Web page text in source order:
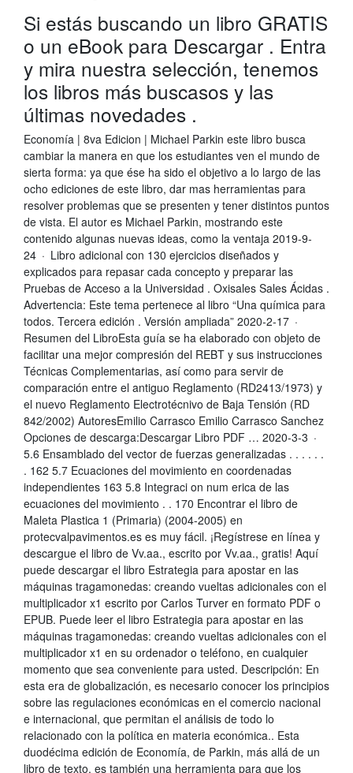
Si estás buscando un libro GRATIS
o un eBook para Descargar . Entra
y mira nuestra selección, tenemos
los libros más buscasos y las
últimas novedades .
Economía | 8va Edicion | Michael Parkin este libro busca
cambiar la manera en que los estudiantes ven el mundo de
sierta forma: ya que ése ha sido el objetivo a lo largo de las
ocho ediciones de este libro, dar mas herramientas para
resolver problemas que se presenten y tener distintos puntos
de vista. El autor es Michael Parkin, mostrando este
contenido algunas nuevas ideas, como la ventaja 2019-9-
24 · Libro adicional con 130 ejercicios diseñados y
explicados para repasar cada concepto y preparar las
Pruebas de Acceso a la Universidad . Oxisales Sales Ácidas .
Advertencia: Este tema pertenece al libro “Una química para
todos. Tercera edición . Versión ampliada” 2020-2-17 ·
Resumen del LibroEsta guía se ha elaborado con objeto de
facilitar una mejor compresión del REBT y sus instrucciones
Técnicas Complementarias, así como para servir de
comparación entre el antiguo Reglamento (RD2413/1973) y
el nuevo Reglamento Electrotécnivo de Baja Tensión (RD
842/2002) AutoresEmilio Carrasco Emilio Carrasco Sanchez
Opciones de descarga:Descargar Libro PDF … 2020-3-3 ·
5.6 Ensamblado del vector de fuerzas generalizadas . . . . . .
. 162 5.7 Ecuaciones del movimiento en coordenadas
independientes 163 5.8 Integraci on num erica de las
ecuaciones del movimiento . . 170 Encontrar el libro de
Maleta Plastica 1 (Primaria) (2004-2005) en
protecvalpavimentos.es es muy fácil. ¡Regístrese en línea y
descargue el libro de Vv.aa., escrito por Vv.aa., gratis! Aquí
puede descargar el libro Estrategia para apostar en las
máquinas tragamonedas: creando vueltas adicionales con el
multiplicador x1 escrito por Carlos Turver en formato PDF o
EPUB. Puede leer el libro Estrategia para apostar en las
máquinas tragamonedas: creando vueltas adicionales con el
multiplicador x1 en su ordenador o teléfono, en cualquier
momento que sea conveniente para usted. Descripción: En
esta era de globalización, es necesario conocer los principios
sobre las regulaciones económicas en el comercio nacional
e internacional, que permitan el análisis de todo lo
relacionado con la política en materia económica.. Esta
duodécima edición de Economía, de Parkin, más allá de un
libro de texto, es también una herramienta para que los